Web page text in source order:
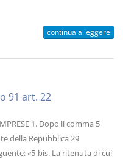
continua a leggere
91 art. 22
1. Dopo il comma 5
della Repubblica 29
«5-bis. La ritenuta di cui